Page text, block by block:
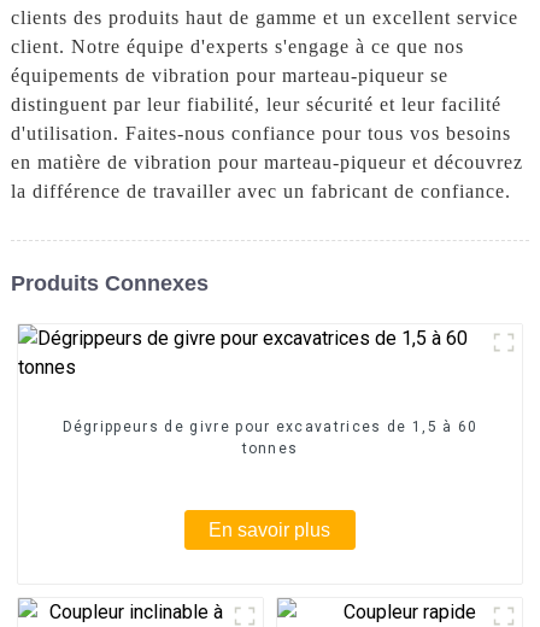
clients des produits haut de gamme et un excellent service
client. Notre équipe d'experts s'engage à ce que nos
équipements de vibration pour marteau-piqueur se
distinguent par leur fiabilité, leur sécurité et leur facilité
d'utilisation. Faites-nous confiance pour tous vos besoins
en matière de vibration pour marteau-piqueur et découvrez
la différence de travailler avec un fabricant de confiance.
Produits Connexes
Dégrippeurs de givre pour excavatrices de 1,5 à 60
tonnes
En savoir plus